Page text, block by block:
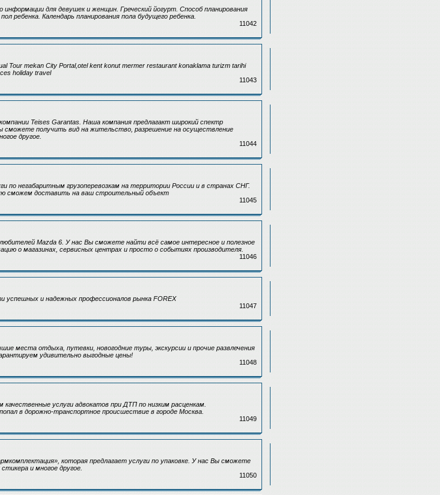
для девушек и женщин. Греческий йогурт. Способ планирования
ребенка. Календарь планирования пола будущего ребенка.
11042
Tour mekan City Portal,otel kent konut mermer restaurant konaklama turizm tarihi
holiday travel
11043
Teises Garantas. Наша компания предлагакт широкий спектр
сможете получить вид на жительство, разрешение на осуществление
другое.
11044
по негабаритным грузоперевозкам на территории России и в странах СНГ.
сможем доставить на ваш строительный объект
11045
Mazda 6. У нас Вы сможете найти всё самое интересное и полезное
о магазинах, сервисных центрах и просто о событиях производителя.
11046
успешных и надежных профессионалов рынка FOREX
11047
места отдыха, путевки, новогодние туры, экскурсии и прочие развлечения
удивительно выгодные цены!
11048
услуги адвокатов при ДТП по низким расценкам.
в дорожно-транспортное происшествие в городе Москва.
11049
которая предлагает услуги по упаковке. У нас Вы сможете
и многое другое.
11050